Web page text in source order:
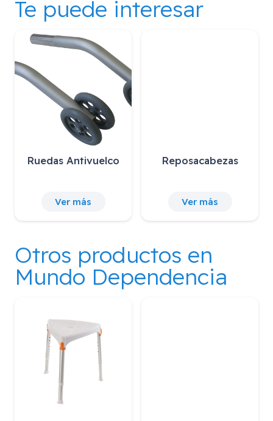
Te puede interesar
Frenos de
Conjunto
Otros productos en
Mundo Dependencia